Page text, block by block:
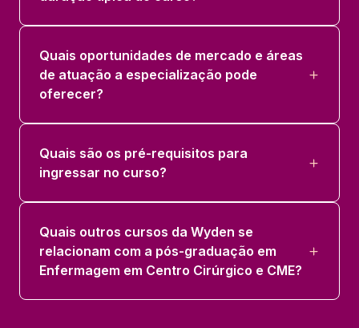
Quais oportunidades de mercado e áreas
de atuação a especialização pode
oferecer?
Quais são os pré-requisitos para
ingressar no curso?
Quais outros cursos da Wyden se
relacionam com a pós-graduação em
Enfermagem em Centro Cirúrgico e CME?